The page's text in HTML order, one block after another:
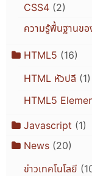
CSS4(2)
ความรู้พื้นฐานขอ
HTML5 (16)
HTML หัวปลี (1)
HTML5
Javascript (1)
News(20)
ข่าวเทคโนโลยี